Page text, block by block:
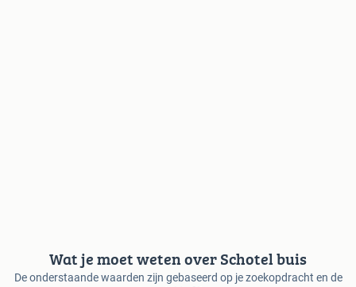
Wat je moet weten over Schotel buis
De onderstaande waarden zijn gebaseerd op je zoekopdracht en de